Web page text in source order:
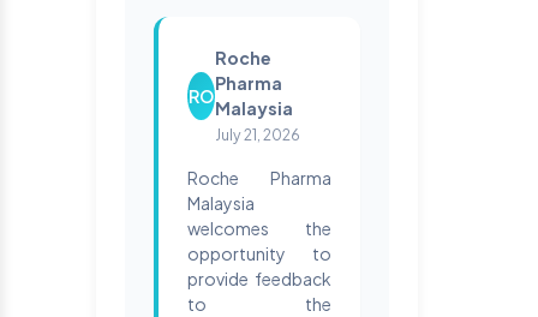
RO
Roche
Pharma
Malaysia
July 21, 2026
Roche Pharma
Malaysia
welcomes the
opportunity to
provide feedback
to the